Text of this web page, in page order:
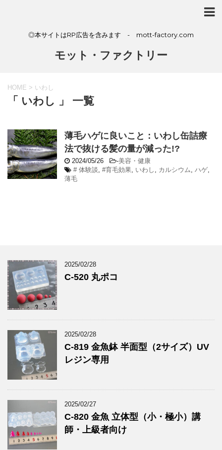
◎本サイトはRP広告を含みます - mott-factory.com
モット・ファクトリー
HOME > いわし
「 いわし 」 一覧
薄毛ハゲに良いこと：いわし缶詰療
法で抜ける髪の量が減った!?
2024/05/26 -美容・健康
# 体験談, #育毛効果, いわし , カルシウム, ハゲ,
薄毛
2025/02/28
C-520 丸ポコ
2025/02/28
C-819 金魚鉢 半面型（2サイズ）UV
レジン専用
2025/02/27
C-820 金魚 立体型（小・極小）講
師・上級者向け